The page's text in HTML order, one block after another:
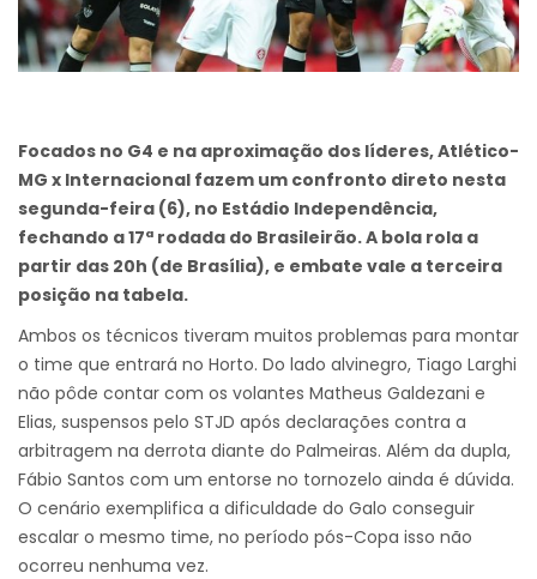
Focados no G4 e na aproximação dos líderes, Atlético-
MG x Internacional fazem um confronto direto nesta
segunda-feira (6), no Estádio Independência,
fechando a 17ª rodada do Brasileirão. A bola rola a
partir das 20h (de Brasília), e embate vale a terceira
posição na tabela.
Ambos os técnicos tiveram muitos problemas para montar
o time que entrará no Horto. Do lado alvinegro, Tiago Larghi
não pôde contar com os volantes Matheus Galdezani e
Elias, suspensos pelo STJD após declarações contra a
arbitragem na derrota diante do Palmeiras. Além da dupla,
Fábio Santos com um entorse no tornozelo ainda é dúvida.
O cenário exemplifica a dificuldade do Galo conseguir
escalar o mesmo time, no período pós-Copa isso não
ocorreu nenhuma vez.